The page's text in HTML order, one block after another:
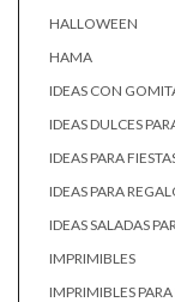
HALLOWEEN
HAMA
IDEAS CON
IDEAS DULCES
IDEAS PARA
IDEAS PARA
IDEAS SALADAS
IMPRIMIBLES
IMPRIMIBLES